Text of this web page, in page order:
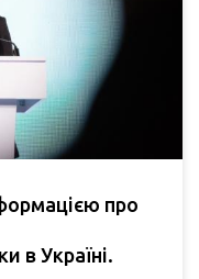
про
в Україні.